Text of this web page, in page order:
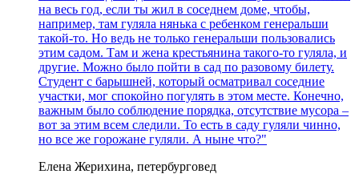
на весь год, если ты жил в соседнем доме, чтобы,
например, там гуляла нянька с ребенком генеральши
такой-то. Но ведь не только генеральши пользовались
этим садом. Там и жена крестьянина такого-то гуляла, и
другие. Можно было пойти в сад по разовому билету.
Студент с барышней, который осматривал соседние
участки, мог спокойно погулять в этом месте. Конечно,
важным было соблюдение порядка, отсутствие мусора –
вот за этим всем следили. То есть в саду гуляли чинно,
но все же горожане гуляли. А ныне что?"
Елена Жерихина, петербурговед